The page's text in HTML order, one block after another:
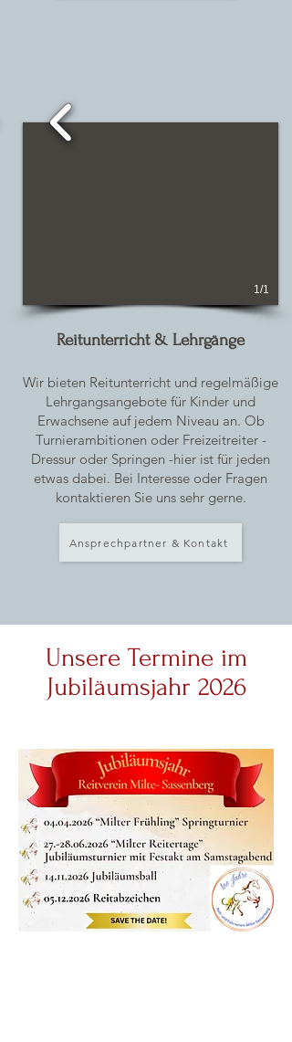
1/1
Reitunterricht & Lehrgänge
Wir bieten Reitunterricht und regelmäßige
Lehrgangsangebote für Kinder und
Erwachsene auf jedem Niveau an. Ob
Turnierambitionen oder Freizeitreiter -
Dressur oder Springen -hier ist für jeden
etwas dabei. Bei Interesse oder Fragen
kontaktieren Sie uns sehr gerne.
Ansprechpartner & Kontakt
Unsere Termine im
Jubiläumsjahr 2026